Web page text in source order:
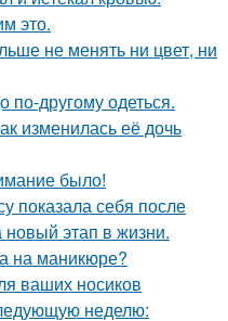
это.
не менять ни цвет, ни
по-другому одеться.
изменилась её дочь
было!
показала себя после
этап в жизни.
на маникюре?
ваших носиков
неделю: